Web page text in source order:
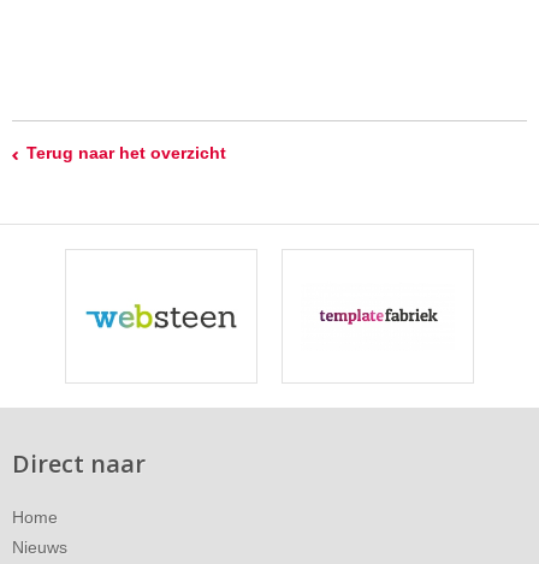
Terug naar het overzicht
Direct naar
Home
Nieuws